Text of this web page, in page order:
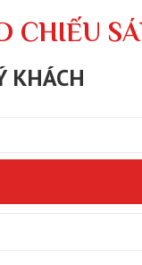
CHIẾU
KHÁCH